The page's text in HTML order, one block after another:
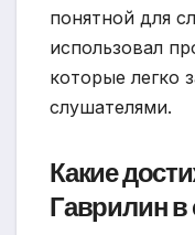
понятной для
использовал
которые легко
слушателями.
Какие
Гаврилин